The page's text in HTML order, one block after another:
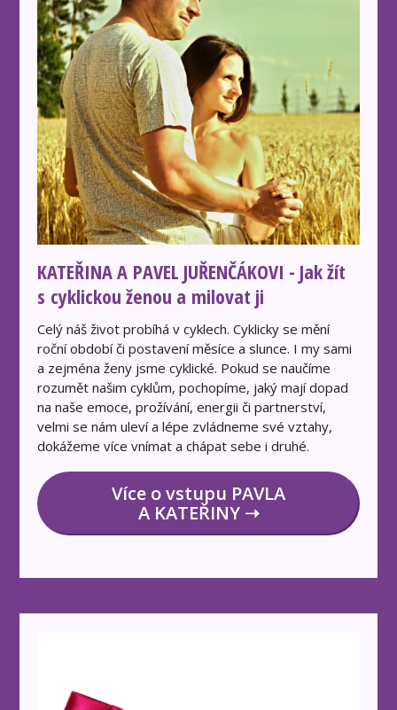
KATEŘINA A PAVEL JUŘENČÁKOVI - Jak žít
s cyklickou ženou a milovat ji
Celý náš život probíhá v cyklech. Cyklicky se mění
roční období či postavení měsíce a slunce. I my sami
a zejména ženy jsme cyklické. Pokud se naučíme
rozumět našim cyklům, pochopíme, jaký mají dopad
na naše emoce, prožívání, energii či partnerství,
velmi se nám uleví a lépe zvládneme své vztahy,
dokážeme více vnímat a chápat sebe i druhé.
Více o vstupu PAVLA
A KATEŘINY ➝